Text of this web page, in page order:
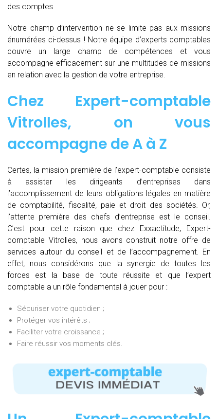
des comptes.
Notre champ d’intervention ne se limite pas aux missions
énumérées ci-dessus ! Notre équipe d’experts comptables
couvre un large champ de compétences et vous
accompagne efficacement sur une multitudes de missions
en relation avec la gestion de votre entreprise.
Chez Expert-comptable
Vitrolles, on vous
accompagne deA à Z
Certes, la mission première de l’expert-comptable consiste
à assister les dirigeants d’entreprises dans
l’accomplissement de leurs obligations légales en matière
de comptabilité, fiscalité, paie et droit des sociétés. Or,
l’attente première des chefs d’entreprise est le conseil.
C’est pour cette raison que chez Exxactitude, Expert-
comptable Vitrolles, nous avons construit notre offre de
services autour du conseil et de l’accompagnement. En
effet, nous considérons que la synergie de toutes les
forces est la base de toute réussite et que l’expert
comptable a un rôle fondamental à jouer pour :
Sécuriser votre quotidien ;
Protéger vos intérêts ;
Faciliter votre croissance ;
Faire réussir vos moments clés.